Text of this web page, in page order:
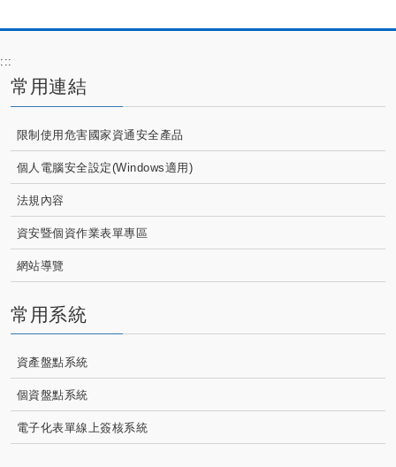
:::
常用連結
限制使用危害國家資通安全產品
個人電腦安全設定(Windows適用)
法規內容
資安暨個資作業表單專區
網站導覽
常用系統
資產盤點系統
個資盤點系統
電子化表單線上簽核系統